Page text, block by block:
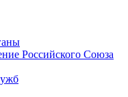
Российского Союза